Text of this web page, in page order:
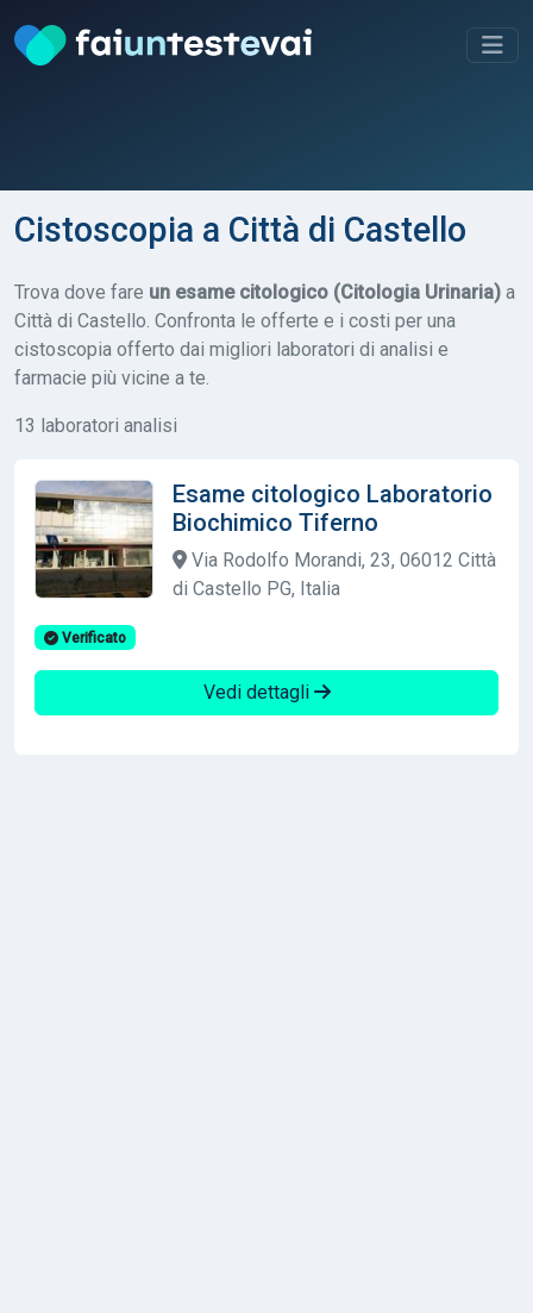
Cistoscopia a Città di Castello
Trova dove fare un esame citologico (Citologia Urinaria) a
Città di Castello. Confronta le offerte e i costi per una
cistoscopia offerto dai migliori laboratori di analisi e
farmacie più vicine a te.
13 laboratori analisi
Esame citologico Laboratorio
Biochimico Tiferno
Via Rodolfo Morandi, 23, 06012 Città
di Castello PG, Italia
Verificato
Vedi dettagli